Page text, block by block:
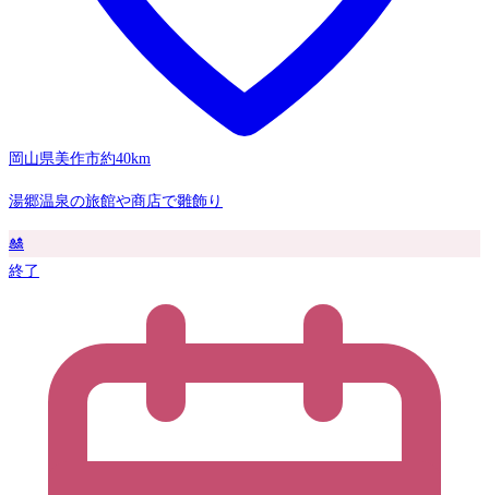
岡山県美作市約40km
湯郷温泉の旅館や商店で雛飾り
🎎
終了